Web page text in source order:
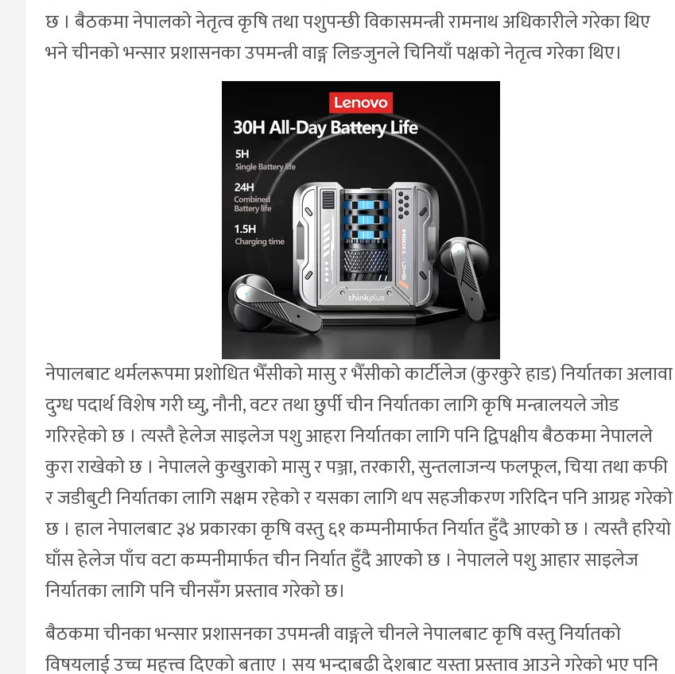
छ । बैठकमा नेपालको नेतृत्व कृषि तथा पशुपन्छी विकासमन्त्री रामनाथ अधिकारीले गरेका थिए
भने चीनको भन्सार प्रशासनका उपमन्त्री वाङ्ग लिङजुनले चिनियाँ पक्षको नेतृत्व गरेका थिए।
नेपालबाट थर्मलरूपमा प्रशोधित भैँसीको मासु र भैँसीको कार्टीलेज (कुरकुरे हाड) निर्यातका अलावा
दुग्ध पदार्थ विशेष गरी घ्यु, नौनी, वटर तथा छुर्पी चीन निर्यातका लागि कृषि मन्त्रालयले जोड
गरिरहेको छ । त्यस्तै हेलेज साइलेज पशु आहरा निर्यातका लागि पनि द्विपक्षीय बैठकमा नेपालले
कुरा राखेको छ । नेपालले कुखुराको मासु र पञ्जा, तरकारी, सुन्तलाजन्य फलफूल, चिया तथा कफी
र जडीबुटी निर्यातका लागि सक्षम रहेको र यसका लागि थप सहजीकरण गरिदिन पनि आग्रह गरेको
छ । हाल नेपालबाट ३४ प्रकारका कृषि वस्तु ६१ कम्पनीमार्फत निर्यात हुँदै आएको छ । त्यस्तै हरियो
घाँस हेलेज पाँच वटा कम्पनीमार्फत चीन निर्यात हुँदै आएको छ । नेपालले पशु आहार साइलेज
निर्यातका लागि पनि चीनसँग प्रस्ताव गरेको छ।
बैठकमा चीनका भन्सार प्रशासनका उपमन्त्री वाङ्गले चीनले नेपालबाट कृषि वस्तु निर्यातको
विषयलाई उच्च महत्त्व दिएको बताए । सय भन्दाबढी देशबाट यस्ता प्रस्ताव आउने गरेको भए पनि